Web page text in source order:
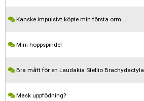
Kanske impulsivt köpte min första orm…
Mini hoppspindel
Bra mått för en Laudakia Stellio Brachydactyla
Mask uppfödning?